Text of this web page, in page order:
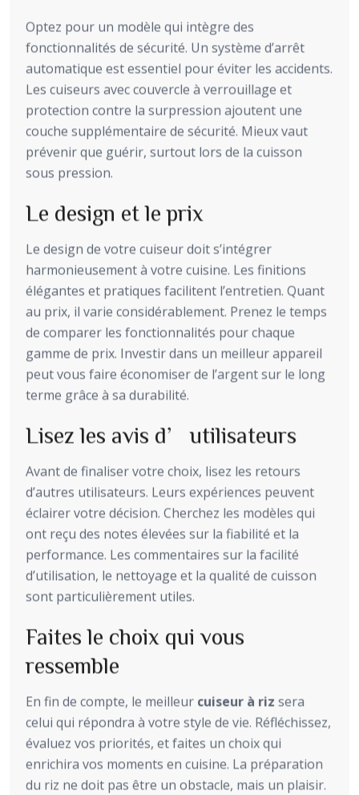
Optez pour un modèle qui intègre des
fonctionnalités de sécurité. Un système d’arrêt
automatique est essentiel pour éviter les accidents.
Les cuiseurs avec couvercle à verrouillage et
protection contre la surpression ajoutent une
couche supplémentaire de sécurité. Mieux vaut
prévenir que guérir, surtout lors de la cuisson
sous pression.
Le design et le prix
Le design de votre cuiseur doit s’intégrer
harmonieusement à votre cuisine. Les finitions
élégantes et pratiques facilitent l’entretien. Quant
au prix, il varie considérablement. Prenez le temps
de comparer les fonctionnalités pour chaque
gamme de prix. Investir dans un meilleur appareil
peut vous faire économiser de l’argent sur le long
terme grâce à sa durabilité.
Lisez les avis d’utilisateurs
Avant de finaliser votre choix, lisez les retours
d’autres utilisateurs. Leurs expériences peuvent
éclairer votre décision. Cherchez les modèles qui
ont reçu des notes élevées sur la fiabilité et la
performance. Les commentaires sur la facilité
d’utilisation, le nettoyage et la qualité de cuisson
sont particulièrement utiles.
Faites le choix qui vous
ressemble
En fin de compte, le meilleur cuiseur à riz sera
celui qui répondra à votre style de vie. Réfléchissez,
évaluez vos priorités, et faites un choix qui
enrichira vos moments en cuisine. La préparation
du riz ne doit pas être un obstacle, mais un plaisir.